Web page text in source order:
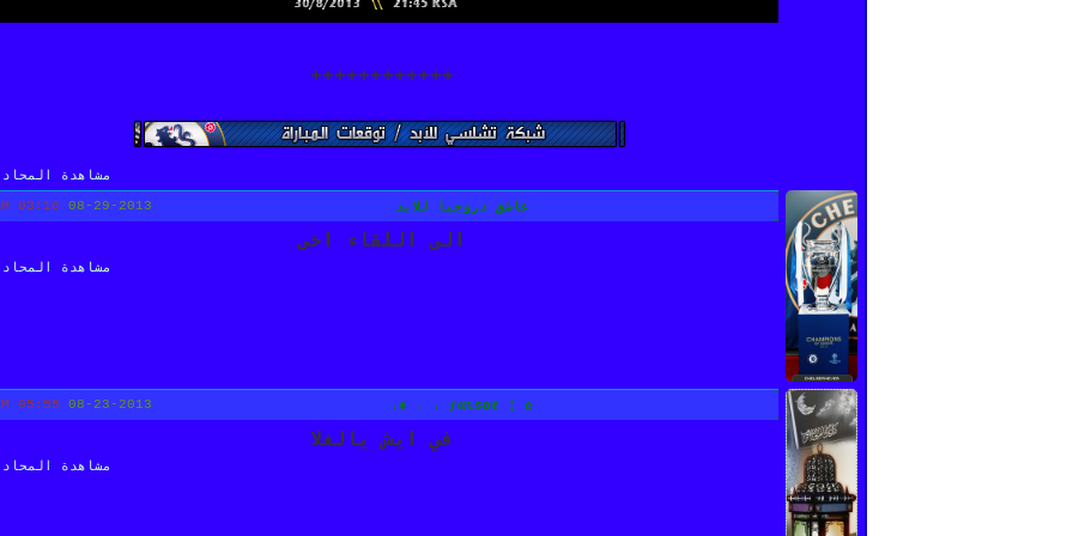
++++++++++++
مشاهدة
08-29-2013
03:16 AM عاشق دروجبا للابد
الى اللقاء اخى
مشاهدة
08-23-2013
05:55 AM ✿ ¦ ƒαιѕαℓ . . ♣.
في ايش يالغلا
مشاهدة